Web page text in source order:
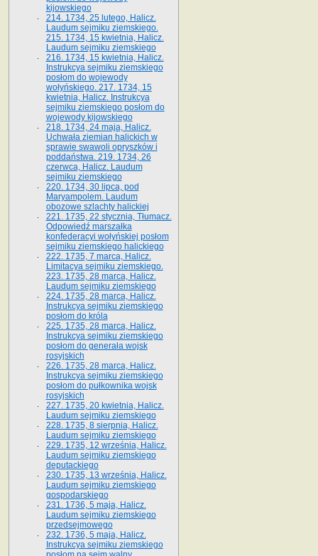
kijowskiego
214. 1734, 25 lutego, Halicz.
Laudum sejmiku ziemskiego.
215. 1734, 15 kwietnia, Halicz.
Laudum sejmiku ziemskiego
216. 1734, 15 kwietnia, Halicz.
Instrukcya sejmiku ziemskiego
posłom do wojewody
wołyńskiego. 217. 1734, 15
kwietnia, Halicz. Instrukcya
sejmiku ziemskiego posłom do
wojewody kijowskiego
218. 1734, 24 maja, Halicz.
Uchwała ziemian halickich w
sprawie swawoli opryszków i
poddaństwa. 219. 1734, 26
czerwca, Halicz. Laudum
sejmiku ziemskiego
220. 1734, 30 lipca, pod
Maryampolem. Laudum
obozowe szlachty halickiej
221. 1735, 22 stycznia, Tłumacz.
Odpowiedź marszałka
konfederacyi wołyńskiej posłom
sejmiku ziemskiego halickiego
222. 1735, 7 marca, Halicz.
Limitacya sejmiku ziemskiego.
223. 1735, 28 marca, Halicz.
Laudum sejmiku ziemskiego
224. 1735, 28 marca, Halicz.
Instrukcya sejmiku ziemskiego
posłom do króla
225. 1735, 28 marca, Halicz.
Instrukcya sejmiku ziemskiego
posłom do generała wojsk
rosyjskich
226. 1735, 28 marca, Halicz.
Instrukcya sejmiku ziemskiego
posłom do pułkownika wojsk
rosyjskich
227. 1735, 20 kwietnia, Halicz.
Laudum sejmiku ziemskiego
228. 1735, 8 sierpnia, Halicz.
Laudum sejmiku ziemskiego
229. 1735, 12 września, Halicz.
Laudum sejmiku ziemskiego
deputackiego
230. 1735, 13 września, Halicz.
Laudum sejmiku ziemskiego
gospodarskiego
231. 1736, 5 maja, Halicz.
Laudum sejmiku ziemskiego
przedsejmowego
232. 1736, 5 maja, Halicz.
Instrukcya sejmiku ziemskiego